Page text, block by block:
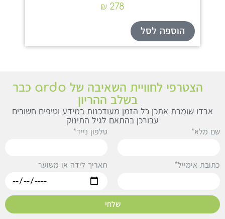
₪278
הוספה לסל
הצטרפי לחוויית השאיבה של ardo כבר
בשלב ההריון
ארדו שומרת אתכן כל הזמן מעודכנות במידע וטיפים חשובים
עבורכן בהתאם לגיל התינוק
שם מלא* טלפון נייד*
כתובת אימייל* תאריך לידה או משוער
שלחי